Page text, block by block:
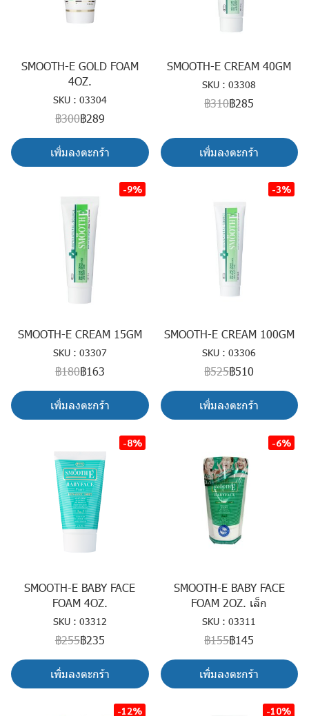
SMOOTH-E GOLD FOAM
4OZ.
SKU : 03304
฿300฿289
เพิ่มลงตะกร้า
SMOOTH-E CREAM 40GM
SKU : 03308
฿310฿285
เพิ่มลงตะกร้า
-9%
SMOOTH-E CREAM 15GM
SKU : 03307
฿180฿163
เพิ่มลงตะกร้า
-3%
SMOOTH-E CREAM 100GM
SKU : 03306
฿525฿510
เพิ่มลงตะกร้า
-8%
SMOOTH-E BABY FACE
FOAM 4OZ.
SKU : 03312
฿255฿235
เพิ่มลงตะกร้า
-6%
SMOOTH-E BABY FACE
FOAM 2OZ. เล็ก
SKU : 03311
฿155฿145
เพิ่มลงตะกร้า
-12% -10%